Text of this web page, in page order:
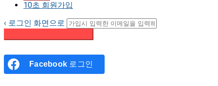
10초 회원가입
‹ 로그인 화면으로
Facebook 로그인